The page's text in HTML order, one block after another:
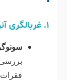
۱. غربالگری آنومالی جنین